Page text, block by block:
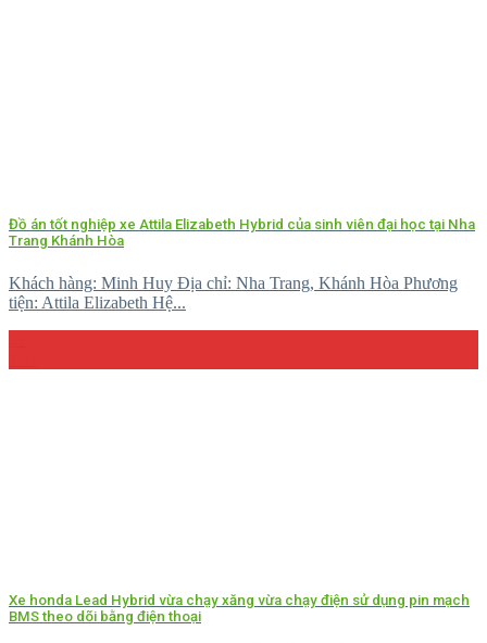
Đồ án tốt nghiệp xe Attila Elizabeth Hybrid của sinh viên đại học tại Nha
Trang Khánh Hòa
Khách hàng: Minh Huy Địa chỉ: Nha Trang, Khánh Hòa Phương
tiện: Attila Elizabeth Hệ...
Xe honda Lead Hybrid vừa chạy xăng vừa chạy điện sử dụng pin mạch
BMS theo dõi bằng điện thoại